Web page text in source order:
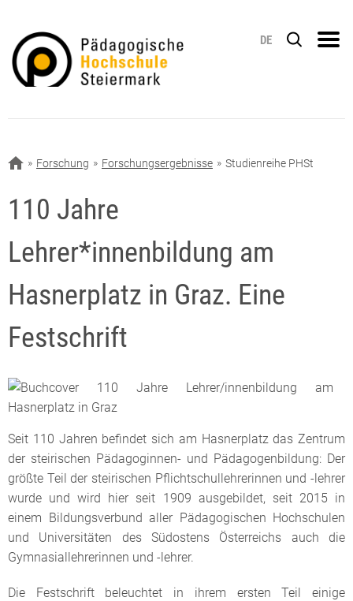
DE
Forschung Forschungsergebnisse Studienreihe PHSt
110 Jahre
Lehrer*innenbildung am
Hasnerplatz in Graz. Eine
Festschrift
Seit 110 Jahren befindet sich am Hasnerplatz das Zentrum
der steirischen Pädagoginnen- und Pädagogenbildung: Der
größte Teil der steirischen Pflichtschullehrerinnen und -lehrer
wurde und wird hier seit 1909 ausgebildet, seit 2015 in
einem Bildungsverbund aller Pädagogischen Hochschulen
und Universitäten des Südostens Österreichs auch die
Gymnasiallehrerinnen und -lehrer.
Die Festschrift beleuchtet in ihrem ersten Teil einige